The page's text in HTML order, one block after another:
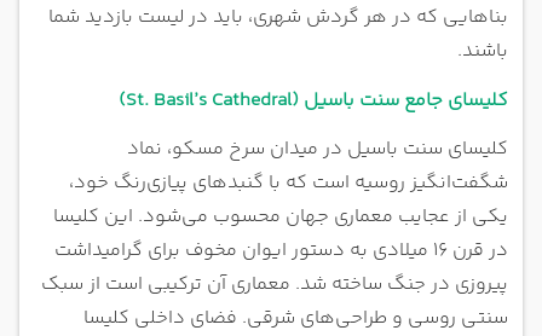
بناهایی که در هر گردش شهری، باید در لیست بازدید شما
باشند.
کلیسای جامع سنت باسیل (St. Basil’s Cathedral)
کلیسای سنت باسیل در میدان سرخ مسکو، نماد
شگفت‌انگیز روسیه است که با گنبدهای پیازی‌رنگ خود،
یکی از عجایب معماری جهان محسوب می‌شود. این کلیسا
در قرن ۱۶ میلادی به دستور ایوان مخوف برای گرامیداشت
پیروزی در جنگ ساخته شد. معماری آن ترکیبی است از سبک
سنتی روسی و طراحی‌های شرقی. فضای داخلی کلیسا